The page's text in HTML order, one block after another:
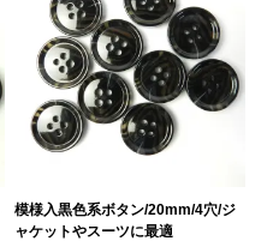
模様入黒色系ボタン/20mm/4穴/ジ
ャケットやスーツに最適